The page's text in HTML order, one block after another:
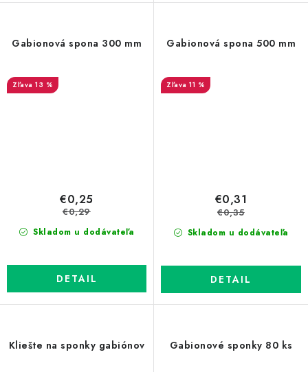
Gabionová spona 300 mm
13 %
Skladom u dodávateľa
€0,25
€0,29
DETAIL
Gabionová spona 500 mm
11 %
Skladom u dodávateľa
€0,31
€0,35
DETAIL
Kliešte na sponky gabiónov Gabionové sponky 80 ks